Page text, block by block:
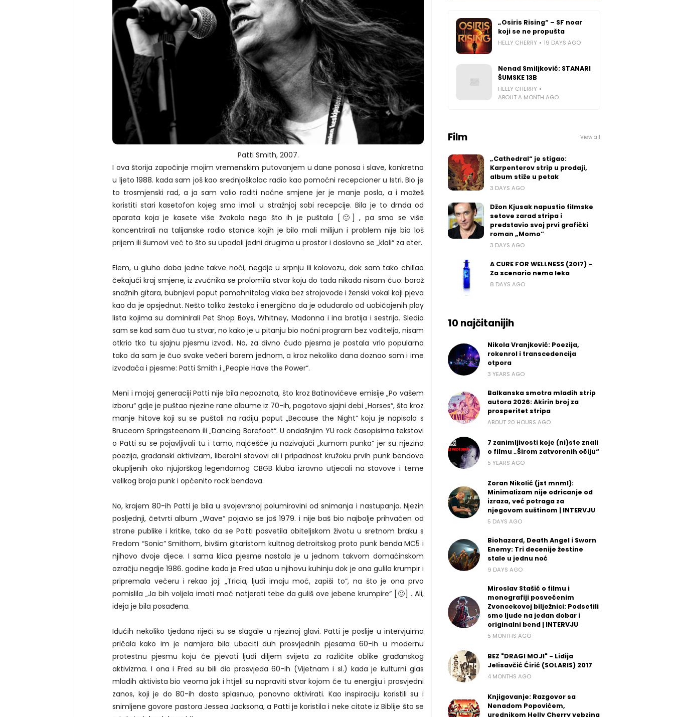
Patti Smith, 2007.
I ova štorija započinje mojim vremenskim putovanjem u dane ponosa i slave, konkretno
u ljeto 1988. kada sam još kao srednjoškolac radio kao pomoćni recepcioner u Istri. Bio je
to trosmjenski rad, a ja sam volio raditi noćne smjene jer je manje posla, a i možeš
koristiti stari kasetofon kojeg smo imali u stražnjoj sobi recepcije. Bila je to drnda od
aparata koja je kasete više žvakala nego što ih je puštala [🙂] , pa smo se više
koncentrirali na talijanske radio stanice kojih je bilo mali milijun i problem nije bio loš
prijem ili šumovi već to što su upadali jedni drugima u prostor i doslovno se „klali“ za eter.
Elem, u gluho doba jedne takve noći, negdje u srpnju ili kolovozu, dok sam tako chillao
čekajući kraj smjene, iz zvučnika se prolomila stvar koju do tada nikada nisam čuo: baraž
snažnih gitara, bubnjevi poput pomahnitalog vlaka bez strojovođe i ženski vokal koji pjeva
kao da je opsjednut. Nešto toliko žestoko i energično da je odudaralo od uobičajenih play
lista kojima su dominirali Pet Shop Boys, Whitney, Madonna i ina bratija i sestrija. Sledio
sam se kad sam čuo tu stvar, no kako je u pitanju bio noćni program bez voditelja, nisam
otkrio tko tu sjajnu pjesmu izvodi. No, za divno čudo pjesma je postala vrlo popularna
tako da sam je čuo svake večeri barem jednom, a kroz nekoliko dana doznao sam i ime
izvođača i pjesme: Patti Smith i „People Have the Power“.
Meni i mojoj generaciji Patti nije bila nepoznata, što kroz Batinovićeve emisije „Po vašem
izboru“ gdje je puštao njezine rane albume iz 70-ih, pogotovo sjajni debi „Horses“, što kroz
manje hitove koji su se puštali na radiju poput „Because the Night“ koju je napisala s
Bruceom Springsteenom ili „Dancing Barefoot“. U ondašnjim YU rock časopisima tekstovi
o Patti su se pojavljivali tu i tamo, najčešće ju nazivajući „kumom punka“ jer su njezina
poezija, građanski aktivizam, liberalni stavovi ali i pripadnost kružoku prvih punk bendova
okupljenih oko njujorškog legendarnog CBGB kluba izravno utjecali na stavove i teme
velikog broja punk i općenito rock bendova.
No, krajem 80-ih Patti je bila u svojevrsnoj polumirovini od snimanja i nastupanja. Njezin
posljednji, četvrti album „Wave“ pojavio se još 1979. i nije baš bio najbolje prihvaćen od
strane publike i kritike, tako da se Patti posvetila obiteljskom životu u sretnom braku s
Fredom “Sonic” Smithom, bivšim gitaristom kultnog detroitskog proto punk benda MC5 i
njihovo dvoje djece. I sama klica pjesme nastala je u jednom takvom domaćinskom
ozračju negdje 1986. godine kada je Fred ušao u njihovu kuhinju dok je ona gulila krumpir i
pripremala večeru i rekao joj: „Tricia, ljudi imaju moć, zapiši to“, na što je ona prvo
pomislila „Ja bih voljela imati moć natjerati tebe da guliš ove jebene krumpire“ [🙂] . Ali,
ideja je bila posađena.
Idućih nekoliko tjedana riječi su se slagale u njezinoj glavi. Patti je poslije u intervjuima
pričala kako im je namjera bila ubaciti duh prosvjednih pjesama 60-ih u modernu
protestnu pjesmu koju će pjevati ljudi diljem svijeta za različite oblike građanskog
aktivizma. I ona i Fred su bili dio prosvjeda 60-ih (Vijetnam i sl.) kada je kulturni glas
mladih aktivista bio veoma jak i htjeli su napraviti stvar kojom će tu energiju i prosvjedni
zanos, koji je do 80-ih dosta splasnuo, ponovno aktivirati. Kao inspiraciju koristili su i
snimljene govore pastora Jessea Jacksona, a Patti je koristila i neke citate iz Biblije što se
„Osiris Rising“ – SF noar
koji se ne propušta
HELLY CHERRY 19 DAYS AGO
Nenad Smiljković: STANARI
ŠUMSKE 13B
HELLY CHERRY
ABOUT A MONTH AGO
Film View all
„Cathedral“ je stigao:
Karpenterov strip u prodaji,
album stiže u petak
3 DAYS AGO
Džon Kjusak napustio filmske
setove zarad stripa i
predstavio svoj prvi grafički
roman „Momo“
3 DAYS AGO
A CURE FOR WELLNESS (2017) –
Za scenario nema leka
8 DAYS AGO
10 najčitanijih
Nikola Vranjković: Poezija,
rokenrol i transcedencija
otpora
3 YEARS AGO
Balkanska smotra mladih strip
autora 2026: Akirin broj za
prosperitet stripa
ABOUT 20 HOURS AGO
7 zanimljivosti koje (ni)ste znali
o filmu „Širom zatvorenih očiju“
5 YEARS AGO
Zoran Nikolić (jst mnml):
Minimalizam nije odricanje od
izraza, već potraga za
njegovom suštinom | INTERVJU
5 DAYS AGO
Biohazard, Death Angel i Sworn
Enemy: Tri decenije žestine
stale u jednu noć
9 DAYS AGO
Miroslav Stašić o filmu i
monografiji posvećenim
Zvoncekovoj bilježnici: Podsetili
smo ljude na jedan dobar i
originalni bend | INTERVJU
5 MONTHS AGO
BEZ "DRAGI MOJI" - Lidija
Jelisavčić Ćirić (SOLARIS) 2017
4 MONTHS AGO
Knjigovanje: Razgovor sa
Nenadom Popovićem,
urednikom Helly Cherry vebzina